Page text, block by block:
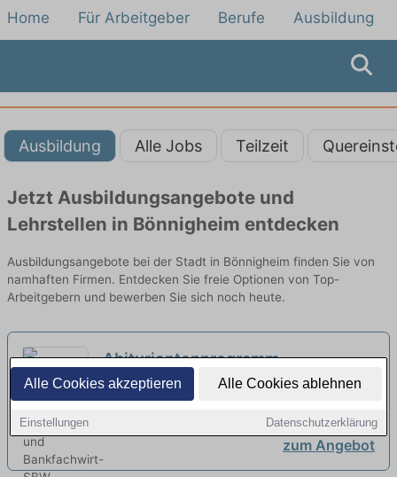
Alle Cookies akzeptieren Alle Cookies ablehnen
Einstellungen Datenschutzerklärung
Home Für Arbeitgeber Berufe Ausbildung
Ausbildung Alle Jobs Teilzeit
Jetzt Ausbildungsangebote und
Lehrstellen in Bönnigheim entdecken
Ausbildungsangebote bei der Stadt in Bönnigheim finden Sie von
namhaften Firmen. Entdecken Sie freie Optionen von Top-
Arbeitgebern und bewerben Sie sich noch heute.
Abiturientenprogramm
Bankkaufmann in der
Beratungsstelle und Bankfachwirt-
SBW (m/w/d) Ausbildungsstart
2027
Deine Aufgaben | Stuttgart
zum Angebot